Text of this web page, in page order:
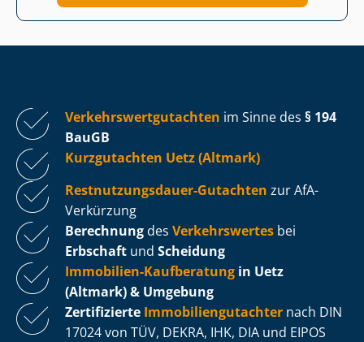
Ver­kehrs­wert­gut­ach­ten im Sinne des § 194
BauGB
Kurzgutachten Uetz (Altmark)
Rest­nut­zungs­dau­er-Gutachten zur AfA-
Verkürzung
Berechnung des Verkehrswertes bei
Erbschaft und Scheidung
Immobilien-Kaufberatung in Uetz
(Altmark) & Umgebung
Zertifizierte Im­mo­bi­li­en­gut­ach­ter nach DIN
17024 von TÜV, DEKRA, IHK, DIA und EIPOS